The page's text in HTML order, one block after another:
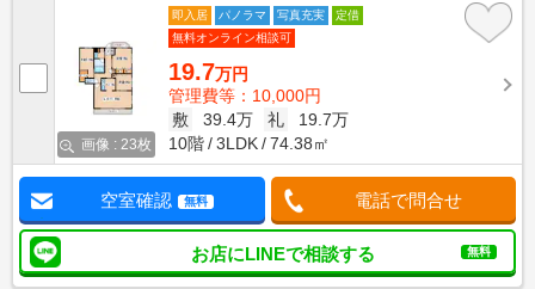
画像 : 23枚
即入居 パノラマ 写真充実
定借
無料オンライン相談可
19.7万円
管理費等：10,000円
敷
39.4万 礼
19.7万
10階
3LDK 74.38㎡
空室確認 無料 電話で問合せ
お店にLINEで相談する 無料